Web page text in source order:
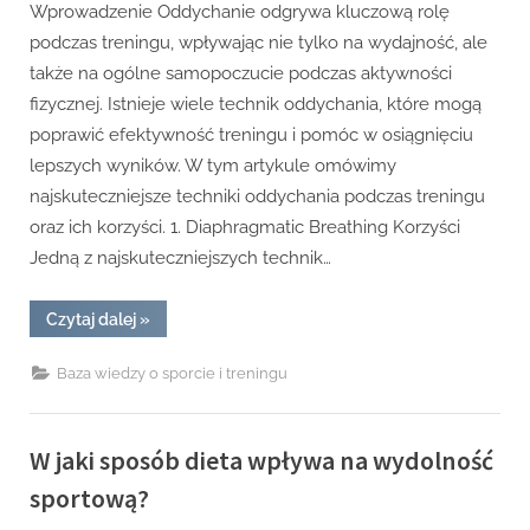
Wprowadzenie Oddychanie odgrywa kluczową rolę
podczas treningu, wpływając nie tylko na wydajność, ale
także na ogólne samopoczucie podczas aktywności
fizycznej. Istnieje wiele technik oddychania, które mogą
poprawić efektywność treningu i pomóc w osiągnięciu
lepszych wyników. W tym artykule omówimy
najskuteczniejsze techniki oddychania podczas treningu
oraz ich korzyści. 1. Diaphragmatic Breathing Korzyści
Jedną z najskuteczniejszych technik…
Czytaj dalej“Najlepsze
techniki
podczas
treningu.”
»
Baza wiedzy o sporcie i treningu
W jaki sposób dieta wpływa na wydolność
sportową?